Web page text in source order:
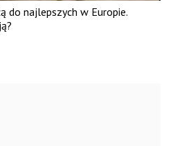
do najlepszych w Europie.